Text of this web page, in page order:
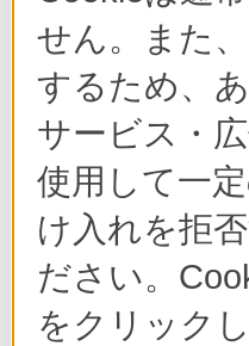
せん。また
するため、
サービス・
使用して一
け入れを拒
ださい。
をクリック